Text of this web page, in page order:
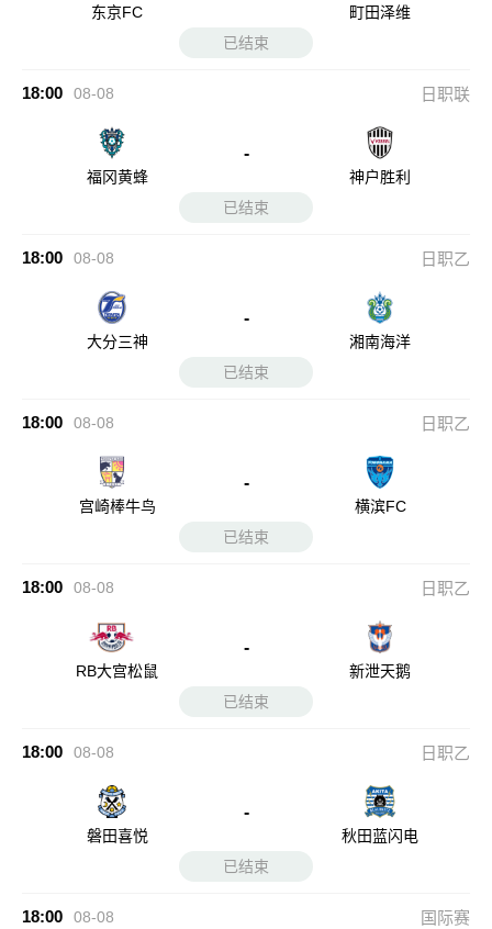
东京FC
町田泽维
已结束
18:00 08-08 日职联
福冈黄蜂
-
神户胜利
已结束
18:00 08-08 日职乙
大分三神
-
湘南海洋
已结束
18:00 08-08 日职乙
宫崎棒牛鸟
-
横滨FC
已结束
18:00 08-08 日职乙
RB大宫松鼠
-
新泄天鹅
已结束
18:00 08-08 日职乙
磐田喜悦
-
秋田蓝闪电
已结束
18:00 08-08 国际赛